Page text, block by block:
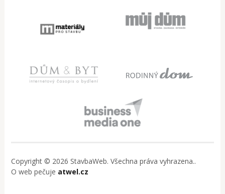
Copyright © 2026 StavbaWeb. Všechna práva vyhrazena..
O web pečuje atwel.cz